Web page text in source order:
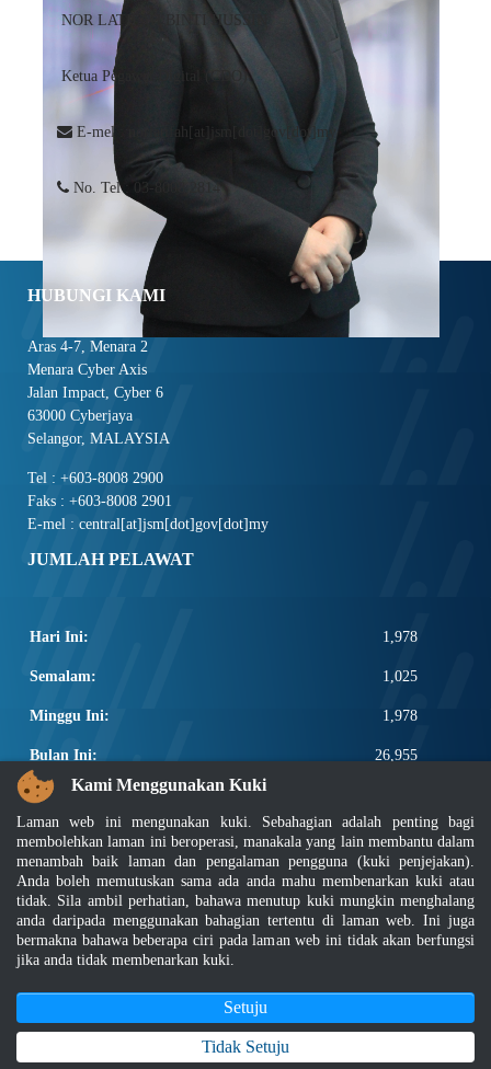
NOR LATIFAH BINTI HUSSIN
Ketua Pegawai Digital (CDO)
E-mel : norlatifah[at]jsm[dot]gov[dot]my
No. Tel : 03-8008 2814
HUBUNGI KAMI
Aras 4-7, Menara 2
Menara Cyber Axis
Jalan Impact, Cyber 6
63000 Cyberjaya
Selangor, MALAYSIA
Tel : +603-8008 2900
Faks : +603-8008 2901
E-mel : central[at]jsm[dot]gov[dot]my
JUMLAH PELAWAT
Hari Ini: 1,978
Semalam: 1,025
Minggu Ini: 1,978
Bulan Ini: 26,955
Total:
PAUTAN POPULAR
Elektroteknikal, ICT dan Pembinaan
Other Notification Search
Regular Notification Search
Notification Subscription
Penafian|Dasar Keselamatan|Dasar Privasi|Dasar Privasi Aplikasi|Soalan Lazim
|Peta Laman|MyGOV
Kami Menggunakan Kuki
Laman web ini mengunakan kuki. Sebahagian adalah penting bagi
membolehkan laman ini beroperasi, manakala yang lain membantu dalam
menambah baik laman dan pengalaman pengguna (kuki penjejakan).
Anda boleh memutuskan sama ada anda mahu membenarkan kuki atau
tidak. Sila ambil perhatian, bahawa menutup kuki mungkin menghalang
anda daripada menggunakan bahagian tertentu di laman web. Ini juga
bermakna bahawa beberapa ciri pada laman web ini tidak akan berfungsi
jika anda tidak membenarkan kuki.
Setuju
Tidak Setuju